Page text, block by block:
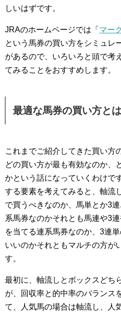
しいはずです。
JRAのホームページでは「 マー
という馬券の買い方をシミュレ
があるので、いろいろと頭で考
てみることをおすすめします。
最適な馬券の買い方とは
これまでご紹介してきた買い方
どの買い方が最も有効なのか、
かという話になっていくわけで
する要素を考えてみると、軸流
で買うべきなのか、馬単とか3
系馬券なのかそれとも馬連や3
を当てる連系馬券なのか、3連
いいのかそれともマルチの方が
す。
最初に、軸流しとボックスどち
が、回収率と的中率のバランス
て、人気馬の場合は軸流し、人